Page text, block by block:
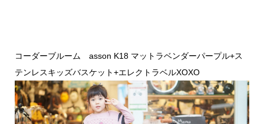
コーダーブルーム asson K18 マットラベンダーパープル+ス
テンレスキッズバスケット+エレクトラベルXOXO